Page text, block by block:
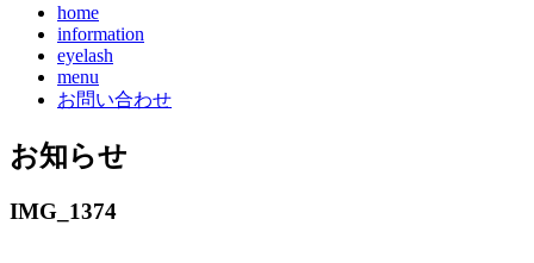
home
information
eyelash
menu
お問い合わせ
お知らせ
IMG_1374